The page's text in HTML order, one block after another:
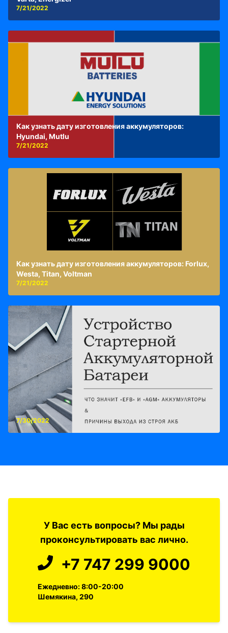
7/21/2022
Как узнать дату изготовления аккумуляторов:
Hyundai, Mutlu
7/21/2022
Как узнать дату изготовления аккумуляторов: Forlux,
Westa, Titan, Voltman
7/21/2022
7/30/2022
У Вас есть вопросы? Мы рады
проконсультировать вас лично.
+7 747 299 9000
Ежедневно: 8:00-20:00
Шемякина, 290